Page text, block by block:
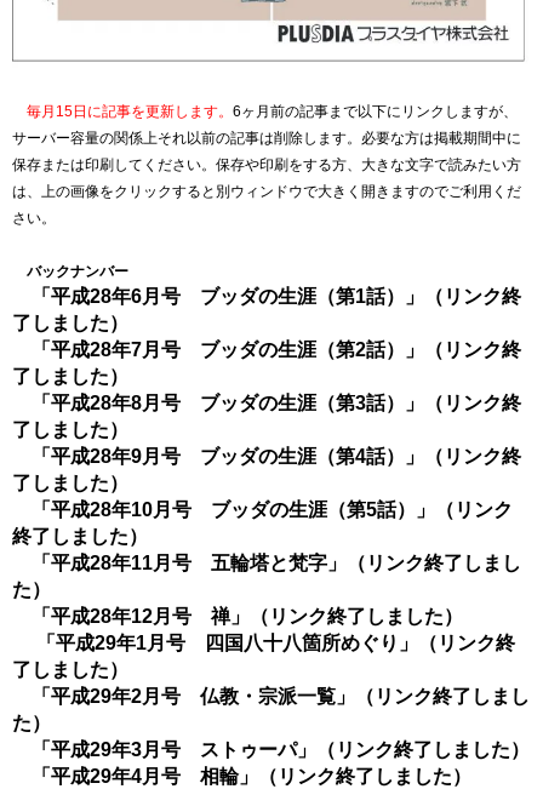
毎月15日に記事を更新します。 6ヶ月前の記事まで以下にリンクしますが、
サーバー容量の関係上それ以前の記事は削除します。必要な方は掲載期間中に
保存または印刷してください。保存や印刷をする方、大きな文字で読みたい方
は、上の画像をクリックすると別ウィンドウで大きく開きますのでご利用くだ
さい。
バックナンバー
「平成28年6月号 ブッダの生涯（第1話）」（リンク終
了しました）
「平成28年7月号 ブッダの生涯（第2話）」（リンク終
了しました）
「平成28年8月号 ブッダの生涯（第3話）」（リンク終
了しました）
「平成28年9月号 ブッダの生涯（第4話）」
（リンク終
了しました）
「平成28年10月号 ブッダの生涯（第5話）」
（リンク
終了しました）
「平成28年11月号 五輪塔と梵字」
（リンク終了しまし
た）
「平成28年12月号 禅」（リンク終了しました）
「平成29年1月号 四国八十八箇所めぐり」
（リンク終
了しました）
「平成29年2月号 仏教・宗派一覧」（リンク終了しまし
た）
「平成29年3月号 ストゥーパ」（リンク終了しました）
「平成29年4月号 相輪」
（リンク終了しました）